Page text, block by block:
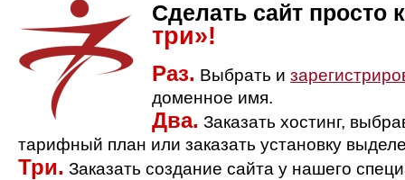
Сделать сайт просто
три»!
Раз. Выбрать и
доменное имя.
Два. Заказать хостинг,
тарифный план или заказать установку
Три. Заказать создание сайта у нашего